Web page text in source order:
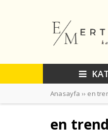
Anasayfa ›› en
en